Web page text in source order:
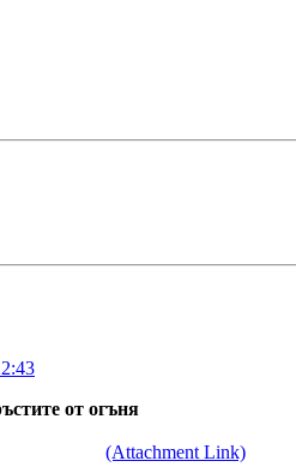
от огъня
(Attachment Link)